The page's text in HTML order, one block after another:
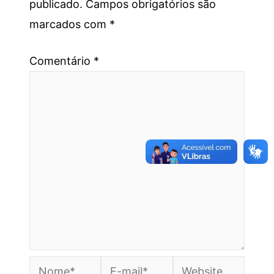
publicado. Campos obrigatórios são
marcados com *
Comentário *
Nome* E- Website